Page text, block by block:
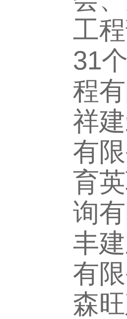
工
31
程
祥
有
育
询
丰
有
森